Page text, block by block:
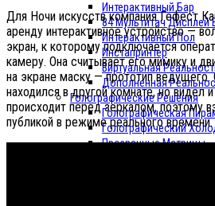
Интерактивный Бар
84 Мультитач Дисплей
Интерактивный Пол
Инстапринтер
Виртуальная
Дополненная
Голографические Решения
Голографическая
Голографический
Прозрачные Матрицы
Для Ночи искусств компания Гефест
аренду интерактивное устройство —
экран, к которому подключается
камеру. Она считывает его мимику и
на экране маску — прототип
находился в другой комнате, но видел
происходит перед зеркалом, поэтому
публикой в режиме реального времени.